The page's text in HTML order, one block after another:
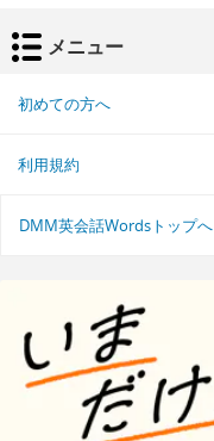
メニュー
初めての方へ
利用規約
DMM英会話Wordsトップへ